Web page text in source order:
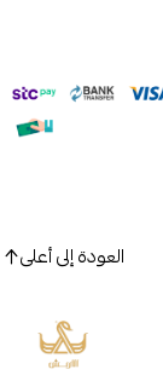
العودة إلى أعلى